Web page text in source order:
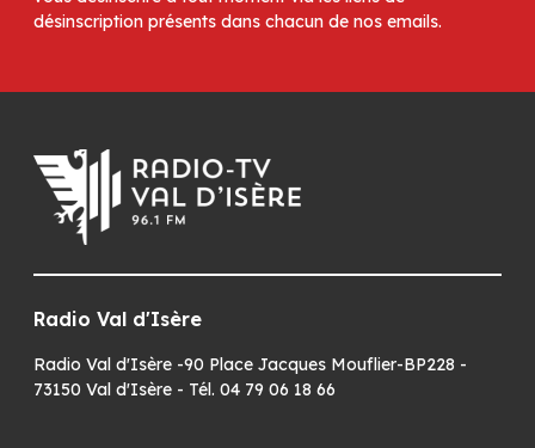
désinscription présents dans chacun de nos emails.
Radio Val d'Isère
Radio Val d'Isère -90 Place Jacques Mouflier-BP228 -
73150 Val d'Isère - Tél. 04 79 06 18 66